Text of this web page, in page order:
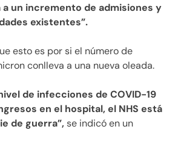
un incremento de admisiones y
existentes”.
esto es por si el número de
conlleva a una nueva oleada.
de infecciones de COVID-19
en el hospital, el NHS está
de guerra”, se indicó en un